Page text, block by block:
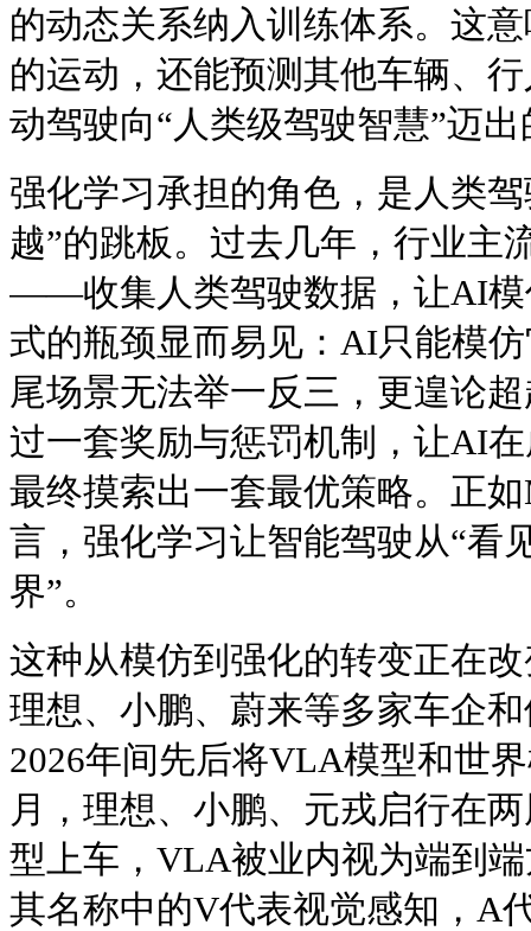
的动态关系纳入训练体系。这
的运动，还能预测其他车辆、
动驾驶向“人类级驾驶智慧”迈
强化学习承担的角色，是人类
越”的跳板。过去几年，行业主
——收集人类驾驶数据，让AI模
式的瓶颈显而易见：AI只能模
尾场景无法举一反三，更遑论
过一套奖励与惩罚机制，让AI
最终摸索出一套最优策略。正
言，强化学习让智能驾驶从“看
界”。
这种从模仿到强化的转变正在
理想、小鹏、蔚来等多家车企
2026年间先后将VLA模型和世
月，理想、小鹏、元戎启行在
型上车，VLA被业内视为端到
其名称中的V代表视觉感知，A